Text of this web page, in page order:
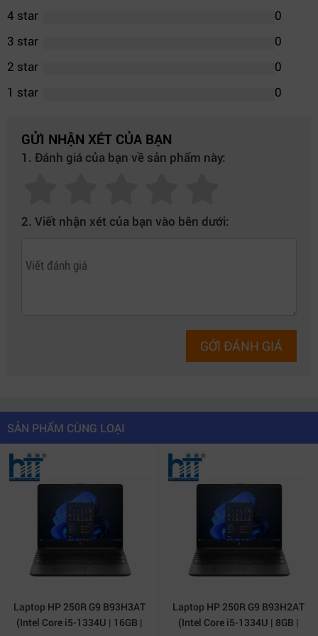
4 star
0
3 star
0
2 star
0
1 star
0
GỬI NHẬN XÉT CỦA BẠN
1. Đánh giá của bạn về sản phẩm này:
2. Viết nhận xét của bạn vào bên dưới:
GỞI ĐÁNH GIÁ
SẢN PHẨM CÙNG LOẠI
Laptop HP 250R G9 B93H3AT
(Intel Core i5-1334U | 16GB |
Laptop HP 250R G9 B93H2AT
(Intel Core i5-1334U | 8GB |